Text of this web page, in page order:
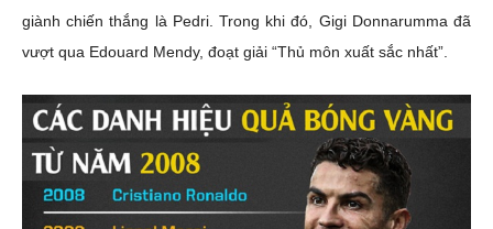
giành chiến thắng là Pedri. Trong khi đó, Gigi Donnarumma đã
vượt qua Edouard Mendy, đoạt giải “Thủ môn xuất sắc nhất”.